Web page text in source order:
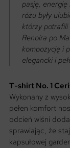
pasję, energię
różu były
którzy potrafili
Renoira po
kompozycję i
elegancki i
T-shirt No. 1
Wykonany z
pełen komfort
odcień wiśni
sprawiając, że
kapsułowej